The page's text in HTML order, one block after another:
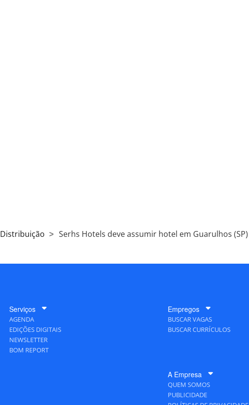
Distribuição Serhs Hotels deve assumir hotel em Guarulhos (SP)
Serviços
AGENDA
EDIÇÕES DIGITAIS
NEWSLETTER
BOM REPORT
Empregos
BUSCAR VAGAS
BUSCAR CURRÍCULOS
A Empresa
QUEM SOMOS
PUBLICIDADE